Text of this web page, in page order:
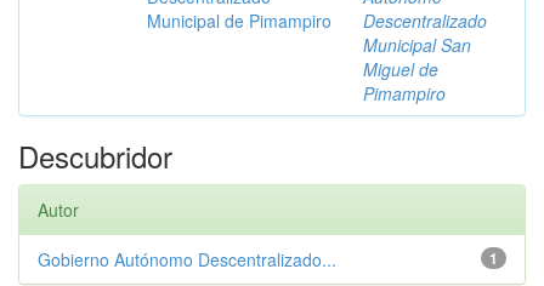
Municipal de Pimampiro
Descentralizado
Municipal San
Miguel de
Pimampiro
Descubridor
Autor
1
Gobierno Autónomo Descentralizado...